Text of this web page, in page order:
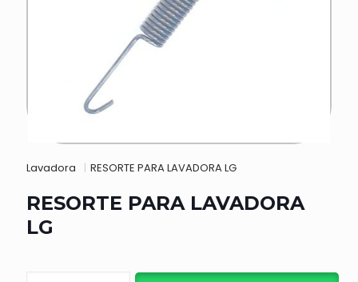
Lavadora RESORTE PARA LAVADORA LG
RESORTE PARA LAVADORA
LG